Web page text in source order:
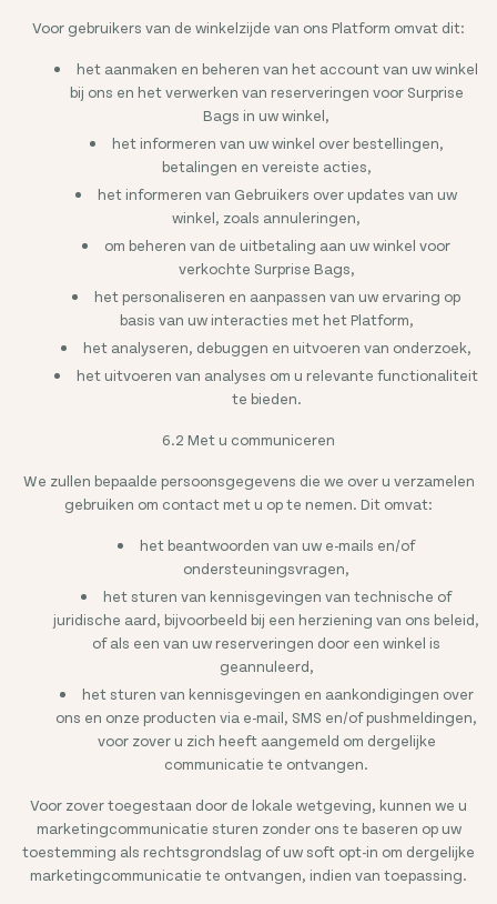
Voor gebruikers van de winkelzijde van ons Platform omvat dit:
het aanmaken en beheren van het account van uw winkel
bij ons en het verwerken van reserveringen voor Surprise
Bags in uw winkel,
het informeren van uw winkel over bestellingen,
betalingen en vereiste acties,
het informeren van Gebruikers over updates van uw
winkel, zoals annuleringen,
om beheren van de uitbetaling aan uw winkel voor
verkochte Surprise Bags,
het personaliseren en aanpassen van uw ervaring op
basis van uw interacties met het Platform,
het analyseren, debuggen en uitvoeren van onderzoek,
het uitvoeren van analyses om u relevante functionaliteit
te bieden.
6.2 Met u communiceren
We zullen bepaalde persoonsgegevens die we over u verzamelen
gebruiken om contact met u op te nemen. Dit omvat:
het beantwoorden van uw e-mails en/of
ondersteuningsvragen,
het sturen van kennisgevingen van technische of
juridische aard, bijvoorbeeld bij een herziening van ons beleid,
of als een van uw reserveringen door een winkel is
geannuleerd,
het sturen van kennisgevingen en aankondigingen over
ons en onze producten via e-mail, SMS en/of pushmeldingen,
voor zover u zich heeft aangemeld om dergelijke
communicatie te ontvangen.
Voor zover toegestaan door de lokale wetgeving, kunnen we u
marketingcommunicatie sturen zonder ons te baseren op uw
toestemming als rechtsgrondslag of uw soft opt-in om dergelijke
marketingcommunicatie te ontvangen, indien van toepassing.